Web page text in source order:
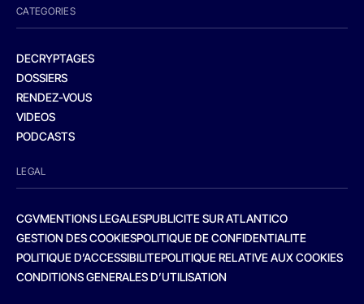
CATEGORIES
DECRYPTAGES
DOSSIERS
RENDEZ-VOUS
VIDEOS
PODCASTS
LEGAL
CGVMENTIONS LEGALESPUBLICITE SUR ATLANTICO
GESTION DES COOKIESPOLITIQUE DE CONFIDENTIALITE
POLITIQUE D’ACCESSIBILITEPOLITIQUE RELATIVE AUX COOKIES
CONDITIONS GENERALES D’UTILISATION